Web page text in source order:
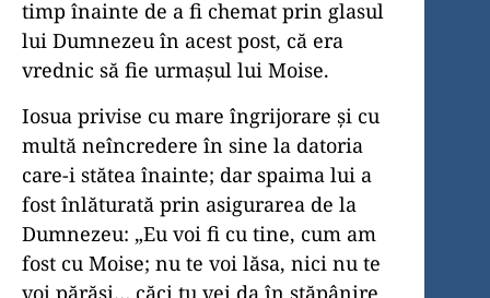
timp înainte de a fi chemat prin glasul
lui Dumnezeu în acest post, că era
vrednic să fie urmașul lui Moise.
Iosua privise cu mare îngrijorare și cu
multă neîncredere în sine la datoria
care-i stătea înainte; dar spaima lui a
fost înlăturată prin asigurarea de la
Dumnezeu: „Eu voi fi cu tine, cum am
fost cu Moise; nu te voi lăsa, nici nu te
voi părăsi… căci tu vei da în stăpânire